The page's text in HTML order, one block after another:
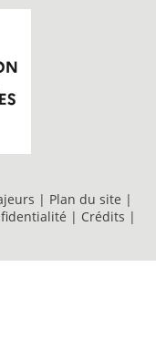
| Plan du site |
| Crédits |